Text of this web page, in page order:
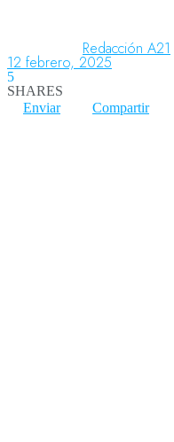
Aeropuertos
Columnistas
Redacción A21
12 febrero, 2025
5
SHARES
Enviar
Compartir